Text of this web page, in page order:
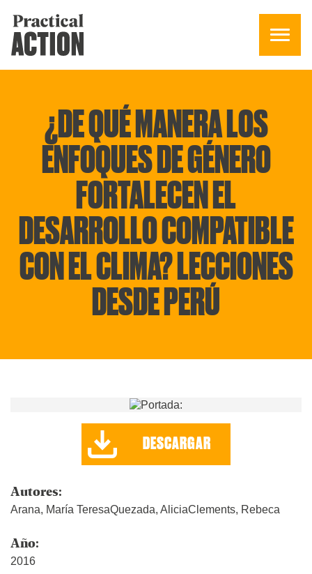
¿DE QUÉ MANERA LOS
ENFOQUES DE GÉNERO
FORTALECEN EL
DESARROLLO COMPATIBLE
CON EL CLIMA? LECCIONES
DESDE PERÚ
DESCARGAR
Autores:
Arana, María TeresaQuezada, AliciaClements, Rebeca
Año:
2016